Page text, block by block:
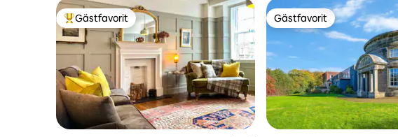
Populär gästfavorit
Gästfavorit Gästfavorit
Gästfavorit